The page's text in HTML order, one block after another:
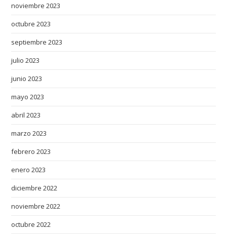
noviembre 2023
octubre 2023
septiembre 2023
julio 2023
junio 2023
mayo 2023
abril 2023
marzo 2023
febrero 2023
enero 2023
diciembre 2022
noviembre 2022
octubre 2022